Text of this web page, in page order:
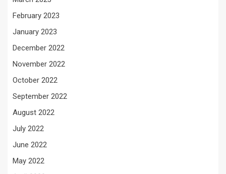
February 2023
January 2023
December 2022
November 2022
October 2022
September 2022
August 2022
July 2022
June 2022
May 2022